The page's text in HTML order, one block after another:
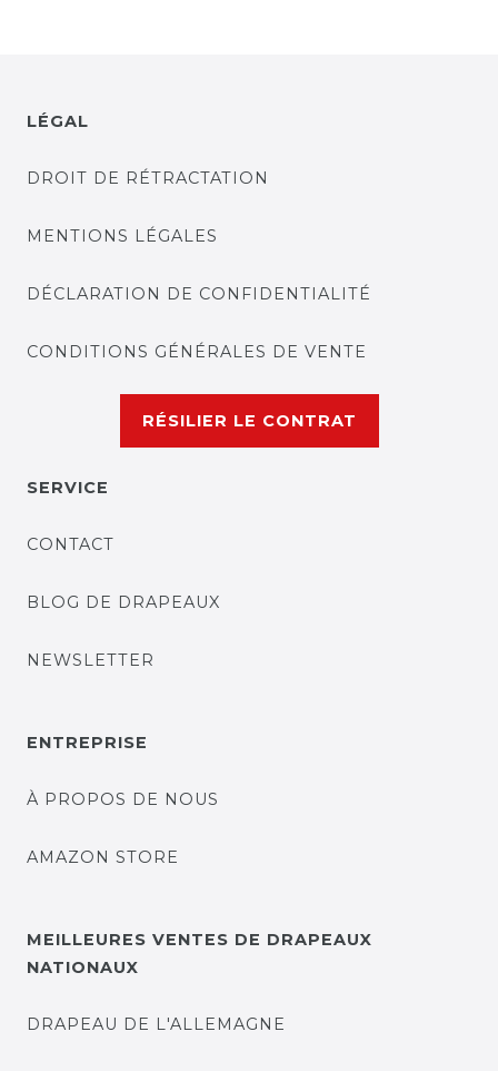
LÉGAL
DROIT DE RÉTRACTATION
MENTIONS LÉGALES
DÉCLARATION DE CONFIDENTIALITÉ
CONDITIONS GÉNÉRALES DE VENTE
RÉSILIER LE CONTRAT
SERVICE
CONTACT
BLOG DE DRAPEAUX
NEWSLETTER
ENTREPRISE
À PROPOS DE NOUS
AMAZON STORE
MEILLEURES VENTES DE DRAPEAUX
NATIONAUX
DRAPEAU DE L'ALLEMAGNE